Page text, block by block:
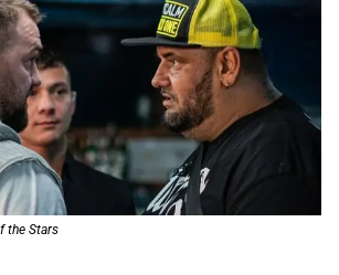
the Stars